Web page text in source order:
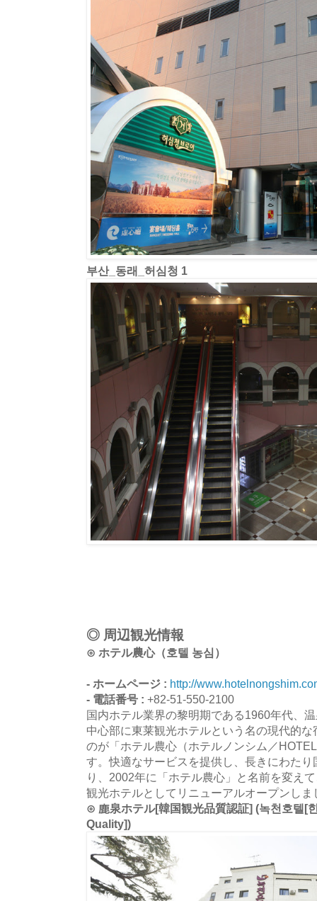
부산_동래_허심청 1
◎ 周辺観光情報
⊙ ホテル農心（호텔 농심）
- ホームページ : http://
- 電話番号 : +82-51-550-2100
国内ホテル業界の黎明期である1960年代、
中心部に東莱観光ホテルという名の現代的
のが「ホテル農心（ホテルノンシム／
す。快適なサービスを提供し、長きにわた
り、2002年に「ホテル農心」と名前を変え
観光ホテルとしてリニューアルオープンしま
⊙ 鹿泉ホテル[韓国観光品質認証] (녹천호텔[
Quality])